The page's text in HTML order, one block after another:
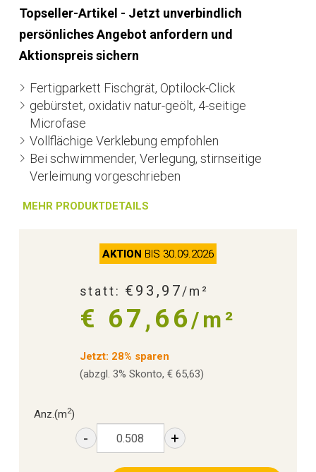
Topseller-Artikel - Jetzt unverbindlich
persönliches Angebot anfordern und
Aktionspreis sichern
Fertigparkett Fischgrät, Optilock-Click
gebürstet, oxidativ natur-geölt, 4-seitige
Microfase
Vollflächige Verklebung empfohlen
Bei schwimmender, Verlegung, stirnseitige
Verleimung vorgeschrieben
MEHR PRODUKTDETAILS
AKTION BIS 30.09.2026
statt: €93,97/m²
€ 67,66/m²
Jetzt: 28% sparen
(abzgl. 3% Skonto, € 65,63)
Anz.(m2)
- +